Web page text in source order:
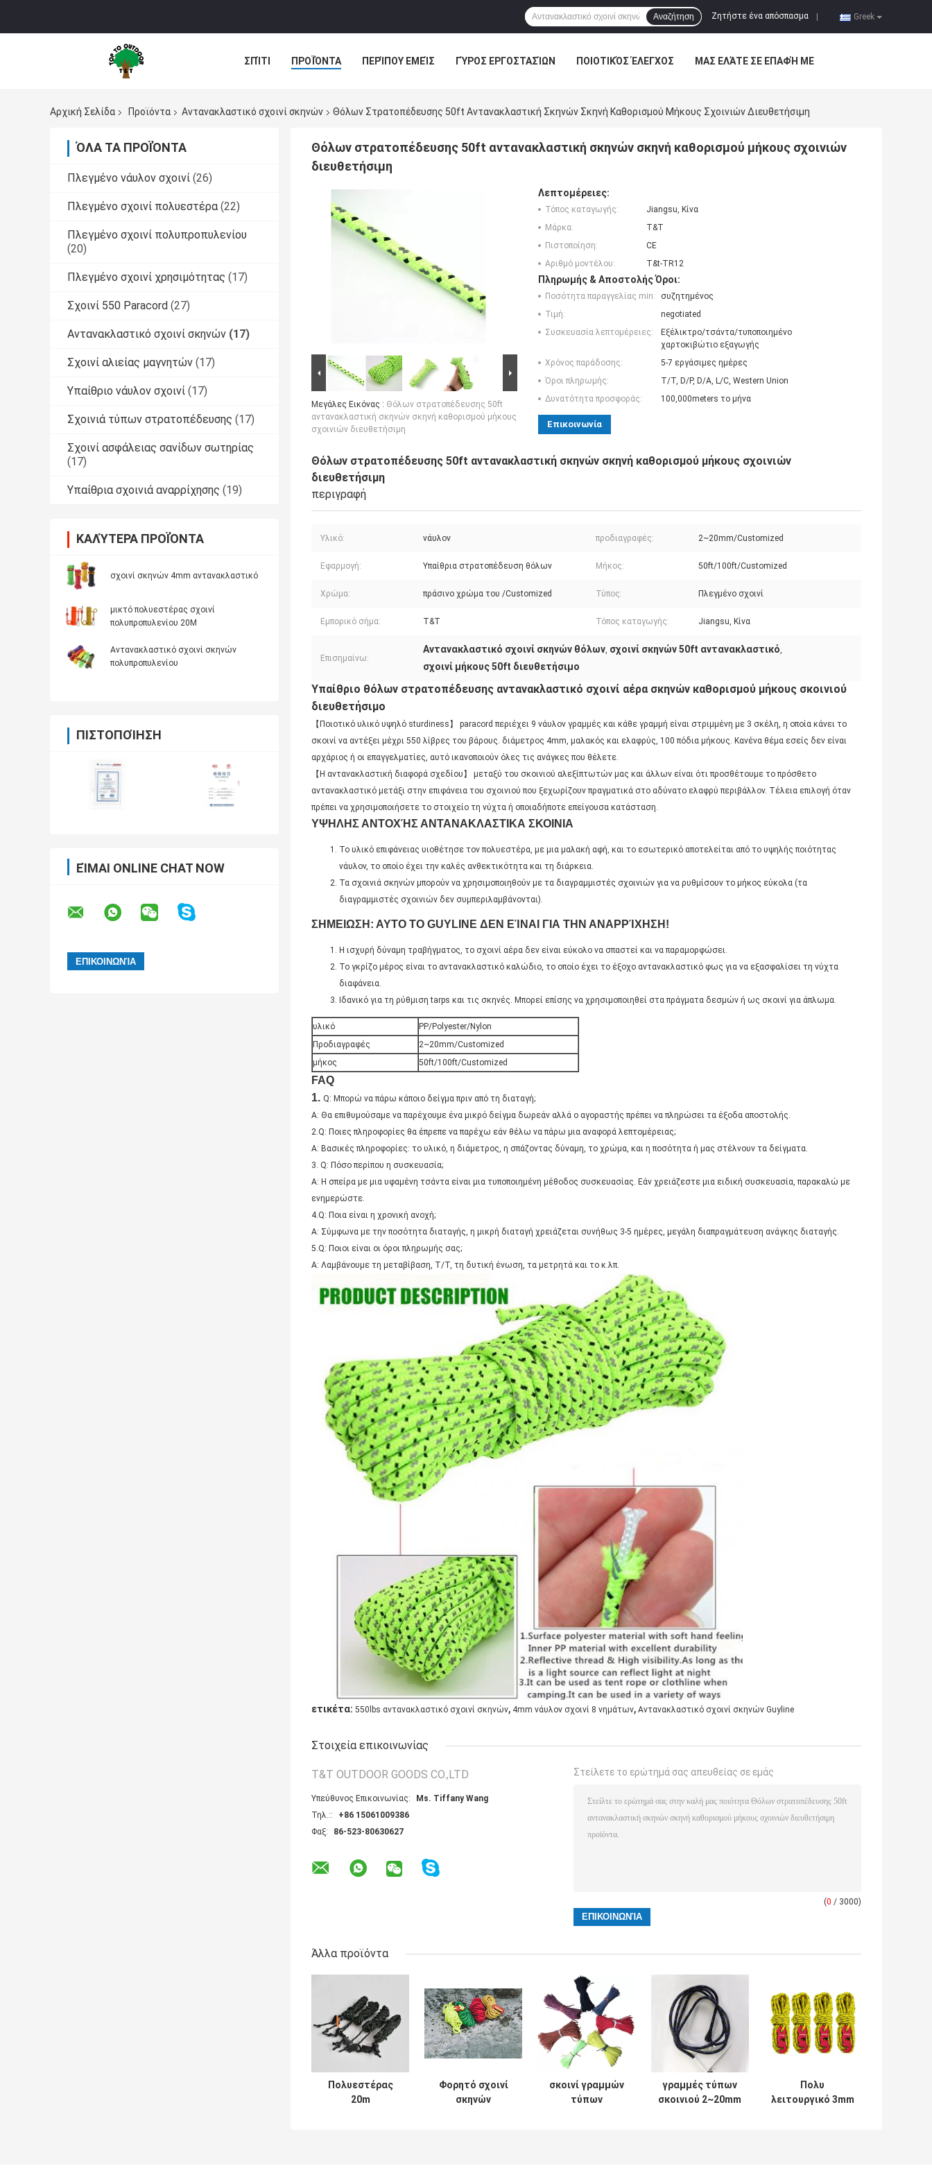
Greek
Ζητήστε ένα απόσπασμα
Αναζήτηση
ΣΠΊΤΙ ΠΡΟΪΌΝΤΑ ΠΕΡΊΠΟΥ ΕΜΕΊΣ ΓΎΡΟΣ ΕΡΓΟΣΤΑΣΊΩΝ ΠΟΙΟΤΙΚΌΣ ΈΛΕΓΧΟΣ ΜΑΣ ΕΛΆΤΕ ΣΕ ΕΠΑΦΉ ΜΕ
Αρχική Σελίδα Προϊόντα Αντανακλαστικό σχοινί σκηνών Θόλων Στρατοπέδευσης 50ft Αντανακλαστική Σκηνών Σκηνή Καθορισμού Μήκους Σχοινιών Διευθετήσιμη
ΌΛΑ ΤΑ ΠΡΟΪΌΝΤΑ
Πλεγμένο νάυλον σχοινί (26)
Πλεγμένο σχοινί πολυεστέρα (22)
Πλεγμένο σχοινί πολυπροπυλενίου
(20)
Πλεγμένο σχοινί χρησιμότητας (17)
Σχοινί 550 Paracord (27)
Αντανακλαστικό σχοινί σκηνών (17)
Σχοινί αλιείας μαγνητών (17)
Υπαίθριο νάυλον σχοινί (17)
Σχοινιά τύπων στρατοπέδευσης (17)
Σχοινί ασφάλειας σανίδων σωτηρίας
(17)
Υπαίθρια σχοινιά αναρρίχησης (19)
ΚΑΛΎΤΕΡΑ ΠΡΟΪΌΝΤΑ
σχοινί σκηνών 4mm αντανακλαστικό
μικτό πολυεστέρας σχοινί
πολυπροπυλενίου 20M
Αντανακλαστικό σχοινί σκηνών
πολυπροπυλενίου
ΠΙΣΤΟΠΟΊΗΣΗ
ΕΊΜΑΙ ONLINE CHAT NOW
Θόλων στρατοπέδευσης 50ft αντανακλαστική σκηνών σκηνή καθορισμού μήκους σχοινιών
διευθετήσιμη
Μεγάλες Εικόνας : Θόλων στρατοπέδευσης 50ft
αντανακλαστική σκηνών σκηνή καθορισμού μήκους
σχοινιών διευθετήσιμη
Λεπτομέρειες:
Τόπος καταγωγής:
Jiangsu, Κίνα
Μάρκα:
T&T
Πιστοποίηση:
CE
Αριθμό μοντέλου:
T&t-TR12
Πληρωμής & Αποστολής Όροι:
Ποσότητα παραγγελίας min:
συζητημένος
Τιμή:
negotiated
Συσκευασία λεπτομέρειες:
Εξέλικτρο/τσάντα/τυποποιημένο
χαρτοκιβώτιο εξαγωγής
Χρόνος παράδοσης:
5-7 εργάσιμες ημέρες
Όροι πληρωμής:
T/T, D/P, D/A, L/C, Western Union
Δυνατότητα προσφοράς:
100,000meters το μήνα
Επικοινωνία
Θόλων στρατοπέδευσης 50ft αντανακλαστική σκηνών σκηνή καθορισμού μήκους σχοινιών
διευθετήσιμη
περιγραφή
Υλικό: νάυλον προδιαγραφές: 2~20mm/Customized
Εφαρμογή: Υπαίθρια στρατοπέδευση θόλων Μήκος: 50ft/100ft/Customized
Χρώμα: πράσινο χρώμα του /Customized Τύπος: Πλεγμένο σχοινί
Εμπορικό σήμα: T&T Τόπος καταγωγής: Jiangsu, Κίνα
Επισημαίνω:
Αντανακλαστικό σχοινί σκηνών θόλων, σχοινί σκηνών 50ft αντανακλαστικό,
σχοινί μήκους 50ft διευθετήσιμο
Υπαίθριο θόλων στρατοπέδευσης αντανακλαστικό σχοινί αέρα σκηνών καθορισμού μήκους σκοινιού
διευθετήσιμο
【Ποιοτικό υλικό υψηλό sturdiness】 paracord περιέχει 9 νάυλον γραμμές και κάθε γραμμή είναι στριμμένη με 3 σκέλη, η οποία κάνει το
σκοινί να αντέξει μέχρι 550 λίβρες του βάρους. διάμετρος 4mm, μαλακός και ελαφρύς, 100 πόδια μήκους. Κανένα θέμα εσείς δεν είναι
αρχάριος ή οι επαγγελματίες, αυτό ικανοποιούν όλες τις ανάγκες που θέλετε.
【Η αντανακλαστική διαφορά σχεδίου】 μεταξύ του σκοινιού αλεξίπτωτών μας και άλλων είναι ότι προσθέτουμε το πρόσθετο
αντανακλαστικό μετάξι στην επιφάνεια του σχοινιού που ξεχωρίζουν πραγματικά στο αδύνατο ελαφρύ περιβάλλον. Τέλεια επιλογή όταν
πρέπει να χρησιμοποιήσετε το στοιχείο τη νύχτα ή οποιαδήποτε επείγουσα κατάσταση.
ΥΨΗΛΗΣ ΑΝΤΟΧΉΣ ΑΝΤΑΝΑΚΛΑΣΤΙΚΑ ΣΚΟΙΝΙΑ
Το υλικό επιφάνειας υιοθέτησε τον πολυεστέρα, με μια μαλακή αφή, και το εσωτερικό αποτελείται από το υψηλής ποιότητας
νάυλον, το οποίο έχει την καλές ανθεκτικότητα και τη διάρκεια.
Τα σχοινιά σκηνών μπορούν να χρησιμοποιηθούν με τα διαγραμμιστές σχοινιών για να ρυθμίσουν το μήκος εύκολα (τα
διαγραμμιστές σχοινιών δεν συμπεριλαμβάνονται).
ΣΗΜΕΙΩΣΗ: ΑΥΤΟ ΤΟ GUYLINE ΔΕΝ ΕΊΝΑΙ ΓΙΑ ΤΗΝ ΑΝΑΡΡΊΧΗΣΗ!
Η ισχυρή δύναμη τραβήγματος, το σχοινί αέρα δεν είναι εύκολο να σπαστεί και να παραμορφώσει.
Το γκρίζο μέρος είναι το αντανακλαστικό καλώδιο, το οποίο έχει το έξοχο αντανακλαστικό φως για να εξασφαλίσει τη νύχτα
διαφάνεια.
Ιδανικό για τη ρύθμιση tarps και τις σκηνές. Μπορεί επίσης να χρησιμοποιηθεί στα πράγματα δεσμών ή ως σκοινί για άπλωμα.
υλικό
PP/Polyester/Nylon
Προδιαγραφές
2~20mm/Customized
μήκος
50ft/100ft/Customized
FAQ
1. Q: Μπορώ να πάρω κάποιο δείγμα πριν από τη διαταγή;
Α: Θα επιθυμούσαμε να παρέχουμε ένα μικρό δείγμα δωρεάν αλλά ο αγοραστής πρέπει να πληρώσει τα έξοδα αποστολής.
2.Q: Ποιες πληροφορίες θα έπρεπε να παρέχω εάν θέλω να πάρω μια αναφορά λεπτομέρειας;
Α: Βασικές πληροφορίες: το υλικό, η διάμετρος, η σπάζοντας δύναμη, το χρώμα, και η ποσότητα ή μας στέλνουν τα δείγματα.
3. Q: Πόσο περίπου η συσκευασία;
Α: Η σπείρα με μια υφαμένη τσάντα είναι μια τυποποιημένη μέθοδος συσκευασίας. Εάν χρειάζεστε μια ειδική συσκευασία, παρακαλώ με
ενημερώστε.
4.Q: Ποια είναι η χρονική ανοχή;
Α: Σύμφωνα με την ποσότητα διαταγής, η μικρή διαταγή χρειάζεται συνήθως 3-5 ημέρες, μεγάλη διαπραγμάτευση ανάγκης διαταγής.
5.Q: Ποιοι είναι οι όροι πληρωμής σας;
Α: Λαμβάνουμε τη μεταβίβαση, T/T, τη δυτική ένωση, τα μετρητά και το κ.λπ.
ετικέτα: 550lbs αντανακλαστικό σχοινί σκηνών, 4mm νάυλον σχοινί 8 νημάτων, Αντανακλαστικό σχοινί σκηνών Guyline
Στοιχεία επικοινωνίας
T&T OUTDOOR GOODS CO.,LTD
Υπεύθυνος Επικοινωνίας:
Ms. Tiffany Wang
Τηλ.::
+86 15061009386
Φαξ:
86-523-80630627
Στείλετε το ερώτημά σας απευθείας σε εμάς
(0 / 3000)
Άλλα προϊόντα
Πολυεστέρας
20m
Φορητό σχοινί
σκηνών
σκοινί γραμμών
τύπων
γραμμές τύπων
σκοινιού 2~20mm
Πολυ
λειτουργικό 3mm